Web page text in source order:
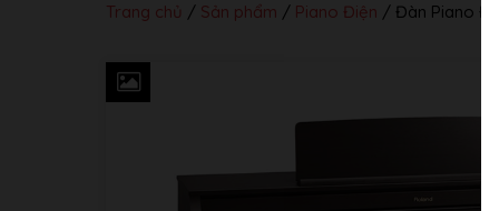
Trang chủ / Sản phẩm / Piano Điện / Đàn Piano